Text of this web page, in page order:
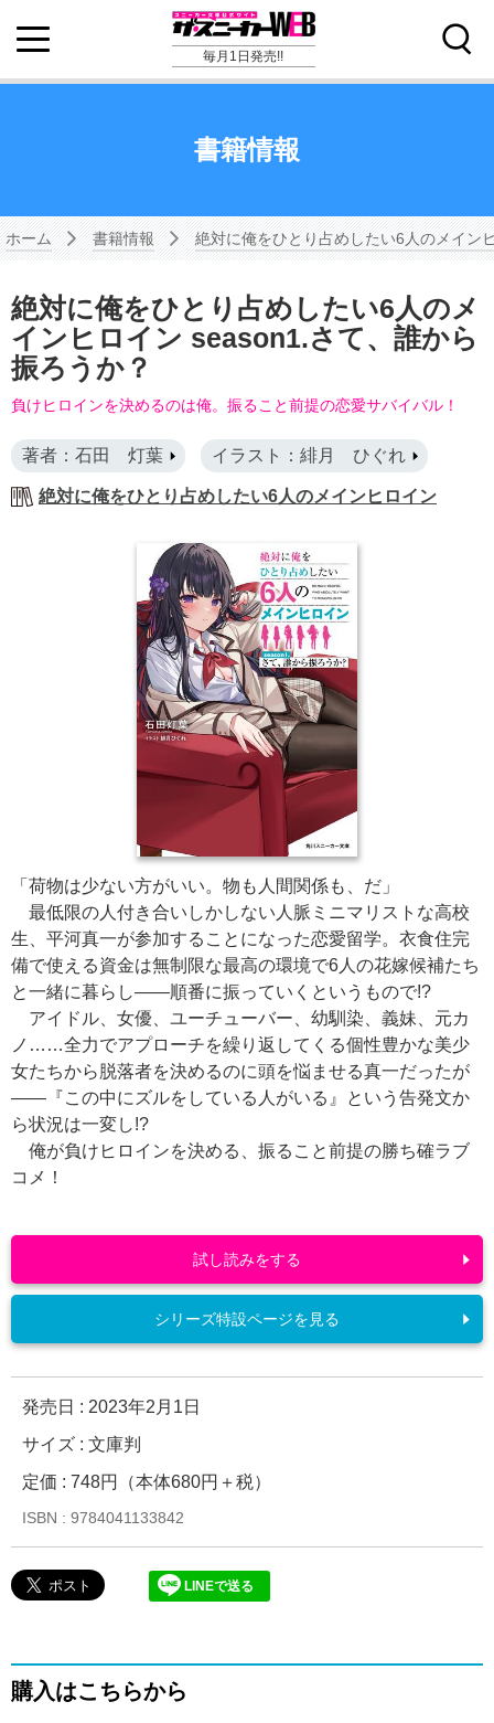
毎月1日発売!!
書籍情報
ホーム 書籍情報 絶対に俺をひとり占めしたい6人のメイン
絶対に俺をひとり占めしたい6人のメ
インヒロイン season1.さて、誰から
振ろうか？
負けヒロインを決めるのは俺。振ること前提の恋愛サバイバル！
著者：石田 灯葉 イラスト：緋月 ひぐれ
絶対に俺をひとり占めしたい6人のメインヒロイン
「荷物は少ない方がいい。物も人間関係も、だ」
最低限の人付き合いしかしない人脈ミニマリストな高校
生、平河真一が参加することになった恋愛留学。衣食住完
備で使える資金は無制限な最高の環境で6人の花嫁候補たち
と一緒に暮らし――順番に振っていくというもので!?
アイドル、女優、ユーチューバー、幼馴染、義妹、元カ
ノ……全力でアプローチを繰り返してくる個性豊かな美少
女たちから脱落者を決めるのに頭を悩ませる真一だったが
――『この中にズルをしている人がいる』という告発文か
ら状況は一変し!?
俺が負けヒロインを決める、振ること前提の勝ち確ラブ
コメ！
発売日 : 2023年2月1日
サイズ : 文庫判
定価 : 748円（本体680円＋税）
ISBN : 9784041133842
LINEで送る
試し読みをする
シリーズ特設ページを見る
購入はこちらから